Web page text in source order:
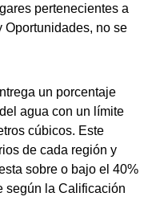
pertenecientes a
no se
un porcentaje
agua con un límite
cúbicos. Este
de cada región y
sobre o bajo el 40%
según la Calificación